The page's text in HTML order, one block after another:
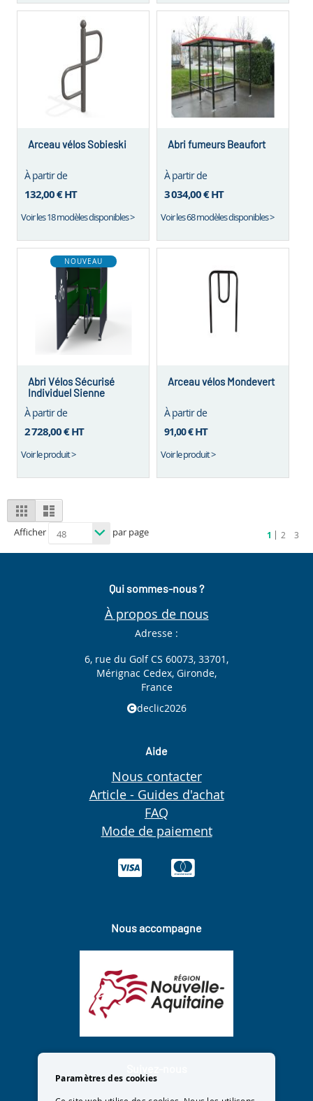
Arceau vélos Sobieski
À partir de
132,00 €HT
Voir les 18 modèles disponibles >
Abri fumeurs Beaufort
À partir de
3 034,00 €HT
Voir les 68 modèles disponibles >
NOUVEAU
Abri Vélos Sécurisé
Individuel Sienne
À partir de
2 728,00 €HT
Voir le produit >
Arceau vélos Mondevert
À partir de
91,00 € HT
Voir le produit >
View
as
Grid List
Afficher par page Page
Vous
êtes
en
1 Page
2 Page
3
Qui sommes-nous ?
À propos de nous
Adresse :
6, rue du Golf CS 60073, 33701,
Mérignac Cedex, Gironde,
France
declic2026
Aide
Nous contacter
Article - Guides d'achat
FAQ
Mode de paiement
Nous accompagne
Paramètres des cookies